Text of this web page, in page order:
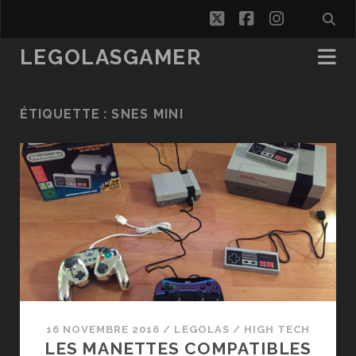
twitterfacebook
LEGOLASGAMER
ÉTIQUETTE :SNES MINI
16 NOVEMBRE 2016 / LEGOLAS / HIGH TECH
LES MANETTES COMPATIBLES